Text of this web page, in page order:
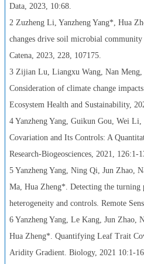
Data, 2023, 10:68.
2 Zuzheng Li, Yanzheng Yang*, Hua
changes drive soil microbial community
Catena, 2023, 228, 107175.
3 Zijian Lu, Liangxu Wang, Nan
Consideration of climate change
Ecosystem Health and Sustainability,
4 Yanzheng Yang, Guikun Gou, Wei
Covariation and Its Controls: A
Research-Biogeosciences, 2021, 126:1-
5 Yanzheng Yang, Ning Qi, Jun Zhao,
Ma, Hua Zheng*. Detecting the turning
heterogeneity and controls. Remote
6 Yanzheng Yang, Le Kang, Jun
Hua Zheng*. Quantifying Leaf Trait
Aridity Gradient. Biology, 2021 10:1-16